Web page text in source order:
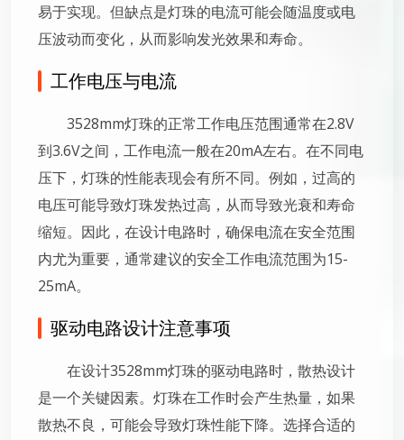
易于实现。但缺点是灯珠的电流可能会随温度或电
压波动而变化，从而影响发光效果和寿命。
工作电压与电流
3528mm灯珠的正常工作电压范围通常在2.8V
到3.6V之间，工作电流一般在20mA左右。在不同电
压下，灯珠的性能表现会有所不同。例如，过高的
电压可能导致灯珠发热过高，从而导致光衰和寿命
缩短。因此，在设计电路时，确保电流在安全范围
内尤为重要，通常建议的安全工作电流范围为15-
25mA。
驱动电路设计注意事项
在设计3528mm灯珠的驱动电路时，散热设计
是一个关键因素。灯珠在工作时会产生热量，如果
散热不良，可能会导致灯珠性能下降。选择合适的